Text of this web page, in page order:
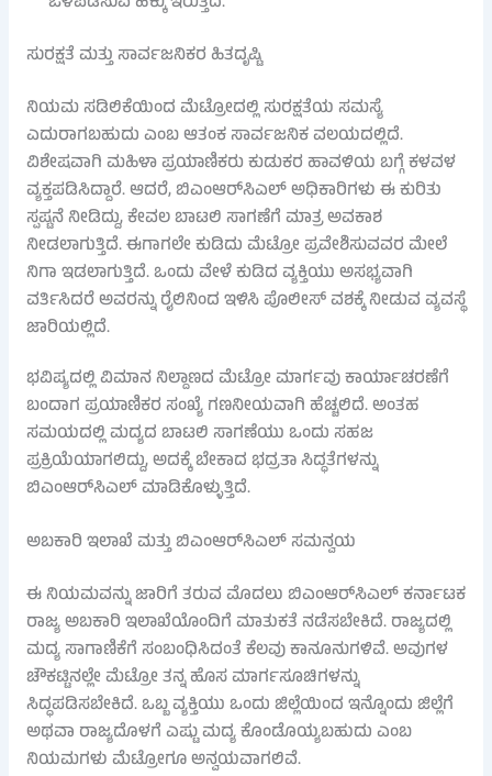
ಸುರಕ್ಷತೆ ಮತ್ತು ಸಾರ್ವಜನಿಕರ ಹಿತದೃಷ್ಟಿ
ನಿಯಮ ಸಡಿಲಿಕೆಯಿಂದ ಮೆಟ್ರೋದಲ್ಲಿ ಸುರಕ್ಷತೆಯ ಸಮಸ್ಯೆ
ಎದುರಾಗಬಹುದು ಎಂಬ ಆತಂಕ ಸಾರ್ವಜನಿಕ ವಲಯದಲ್ಲಿದೆ.
ವಿಶೇಷವಾಗಿ ಮಹಿಳಾ ಪ್ರಯಾಣಿಕರು ಕುಡುಕರ ಹಾವಳಿಯ ಬಗ್ಗೆ ಕಳವಳ
ವ್ಯಕ್ತಪಡಿಸಿದ್ದಾರೆ. ಆದರೆ, ಬಿಎಂಆರ್‌ಸಿಎಲ್ ಅಧಿಕಾರಿಗಳು ಈ ಕುರಿತು
ಸ್ಪಷ್ಟನೆ ನೀಡಿದ್ದು, ಕೇವಲ ಬಾಟಲಿ ಸಾಗಣೆಗೆ ಮಾತ್ರ ಅವಕಾಶ
ನೀಡಲಾಗುತ್ತಿದೆ. ಈಗಾಗಲೇ ಕುಡಿದು ಮೆಟ್ರೋ ಪ್ರವೇಶಿಸುವವರ ಮೇಲೆ
ನಿಗಾ ಇಡಲಾಗುತ್ತಿದೆ. ಒಂದು ವೇಳೆ ಕುಡಿದ ವ್ಯಕ್ತಿಯು ಅಸಭ್ಯವಾಗಿ
ವರ್ತಿಸಿದರೆ ಅವರನ್ನು ರೈಲಿನಿಂದ ಇಳಿಸಿ ಪೊಲೀಸ್ ವಶಕ್ಕೆ ನೀಡುವ ವ್ಯವಸ್ಥೆ
ಜಾರಿಯಲ್ಲಿದೆ.
ಭವಿಷ್ಯದಲ್ಲಿ ವಿಮಾನ ನಿಲ್ದಾಣದ ಮೆಟ್ರೋ ಮಾರ್ಗವು ಕಾರ್ಯಾಚರಣೆಗೆ
ಬಂದಾಗ ಪ್ರಯಾಣಿಕರ ಸಂಖ್ಯೆ ಗಣನೀಯವಾಗಿ ಹೆಚ್ಚಲಿದೆ. ಅಂತಹ
ಸಮಯದಲ್ಲಿ ಮದ್ಯದ ಬಾಟಲಿ ಸಾಗಣೆಯು ಒಂದು ಸಹಜ
ಪ್ರಕ್ರಿಯೆಯಾಗಲಿದ್ದು, ಅದಕ್ಕೆ ಬೇಕಾದ ಭದ್ರತಾ ಸಿದ್ಧತೆಗಳನ್ನು
ಬಿಎಂಆರ್‌ಸಿಎಲ್ ಮಾಡಿಕೊಳ್ಳುತ್ತಿದೆ.
ಅಬಕಾರಿ ಇಲಾಖೆ ಮತ್ತು ಬಿಎಂಆರ್‌ಸಿಎಲ್ ಸಮನ್ವಯ
ಈ ನಿಯಮವನ್ನು ಜಾರಿಗೆ ತರುವ ಮೊದಲು ಬಿಎಂಆರ್‌ಸಿಎಲ್ ಕರ್ನಾಟಕ
ರಾಜ್ಯ ಅಬಕಾರಿ ಇಲಾಖೆಯೊಂದಿಗೆ ಮಾತುಕತೆ ನಡೆಸಬೇಕಿದೆ. ರಾಜ್ಯದಲ್ಲಿ
ಮದ್ಯ ಸಾಗಾಣಿಕೆಗೆ ಸಂಬಂಧಿಸಿದಂತೆ ಕೆಲವು ಕಾನೂನುಗಳಿವೆ. ಅವುಗಳ
ಚೌಕಟ್ಟಿನಲ್ಲೇ ಮೆಟ್ರೋ ತನ್ನ ಹೊಸ ಮಾರ್ಗಸೂಚಿಗಳನ್ನು
ಸಿದ್ಧಪಡಿಸಬೇಕಿದೆ. ಒಬ್ಬ ವ್ಯಕ್ತಿಯು ಒಂದು ಜಿಲ್ಲೆಯಿಂದ ಇನ್ನೊಂದು ಜಿಲ್ಲೆಗೆ
ಅಥವಾ ರಾಜ್ಯದೊಳಗೆ ಎಷ್ಟು ಮದ್ಯ ಕೊಂಡೊಯ್ಯಬಹುದು ಎಂಬ
ನಿಯಮಗಳು ಮೆಟ್ರೋಗೂ ಅನ್ವಯವಾಗಲಿವೆ.